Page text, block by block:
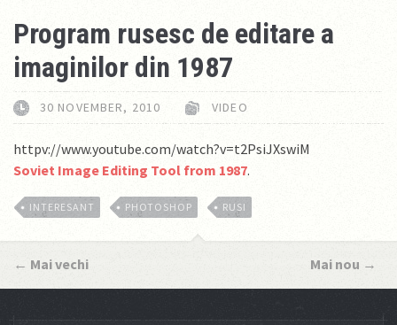
Program rusesc de editare a
imaginilor din 1987
30 NOVEMBER, 2010 VIDEO
httpv://www.youtube.com/watch?v=t2PsiJXswiM
Soviet Image Editing Tool from 1987.
INTERESANT PHOTOSHOP RUSI
← Mai vechi Mai nou →